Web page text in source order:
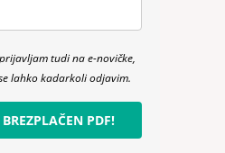
tudi na e-novičke,
lahko kadarkoli odjavim.
PDF!